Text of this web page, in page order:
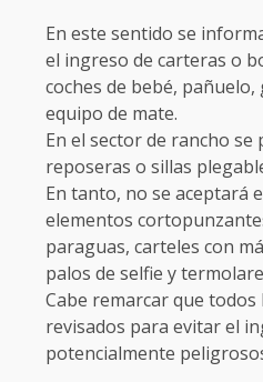
En este sentido se
el ingreso de carteras o
coches de bebé,
equipo de mate.
En el sector de rancho
reposeras o sillas
En tanto, no se aceptará
elementos
paraguas, carteles con
palos de selfie y
Cabe remarcar que
revisados para evitar el
potencialmente